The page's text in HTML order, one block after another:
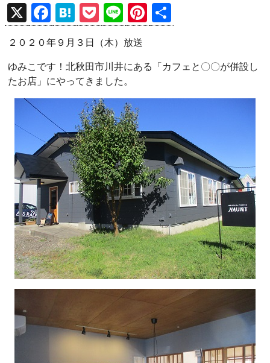
X
F
a
ce
b
o
k
H
at
e
n
a
P
o
ck
et
Li
n
e
Pi
nt
es
有
２０２０年９月３日（木）放送
ゆみこです！北秋田市川井にある「カフェと〇〇が併設し
たお店」にやってきました。